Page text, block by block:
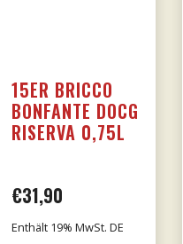
15ER BRICCO
BONFANTE DOCG
RISERVA 0,75L
€31,90
Enthält 19% MwSt. DE